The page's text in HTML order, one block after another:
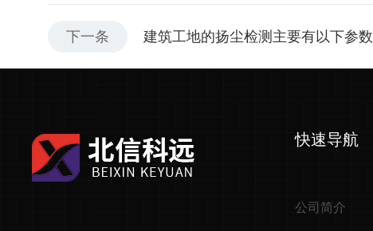
下一条 建筑工地的扬尘检测主要有以下参数
快速导航
公司简介